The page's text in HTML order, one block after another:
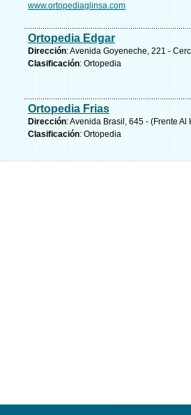
www.ortopediaglinsa.com
Ortopedia Edgar
Dirección: Avenida Goyeneche, 221 -
Clasificación: Ortopedia
Ortopedia Frias
Dirección: Avenida Brasil, 645 - (Frente
Clasificación: Ortopedia